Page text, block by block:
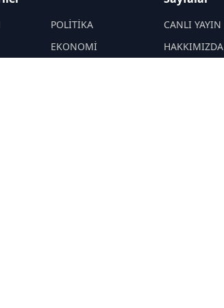
POLİTİKA
EKONOMİ
CANLI YAYIN
HAKKIMIZDA